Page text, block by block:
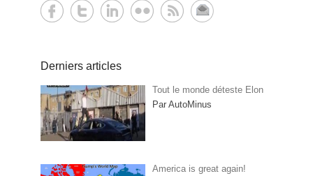
Derniers articles
Tout le monde déteste Elon
Par AutoMinus
America is great again!